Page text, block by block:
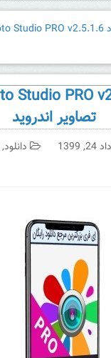
تصاویر اندروید
1399 دانلود,